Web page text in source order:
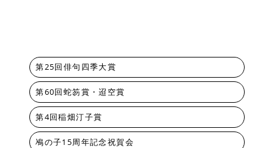
第25回俳句四季大賞
第60回蛇笏賞・迢空賞
第4回稲畑汀子賞
鳰の子15周年記念祝賀会